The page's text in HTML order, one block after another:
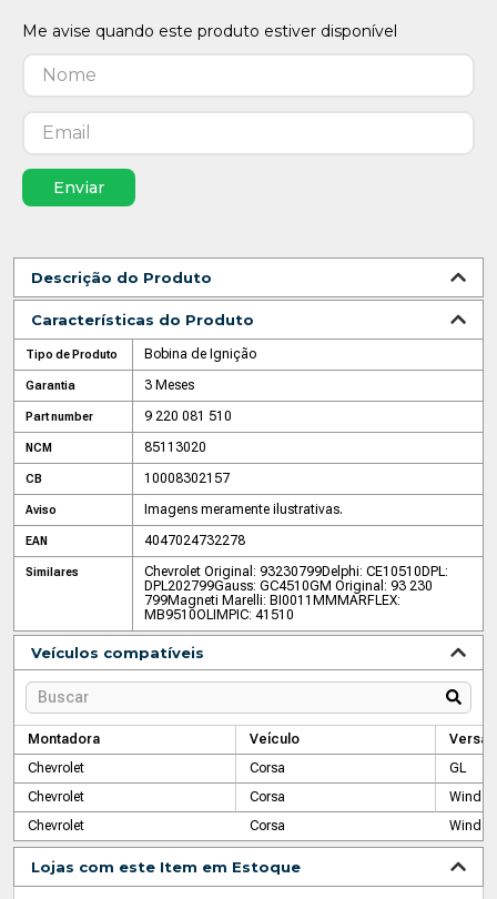
Enviar
Descrição do Produto
Características do Produto
Tipo de Produto Bobina de Ignição
Garantia 3 Meses
Part number 9 220 081 510
NCM 85113020
CB 10008302157
Aviso Imagens meramente ilustrativas.
EAN 4047024732278
Similares Chevrolet Original: 93230799Delphi: CE10510 DPL:
DPL202799Gauss: GC4510GM Original: 93 230
799Magneti Marelli: BI0011MM MARFLEX:
MB9510OLIMPIC: 41510
Veículos compatíveis
Montadora Veículo
Versão
Chevrolet
Corsa
GL
Chevrolet
Corsa
Wind
Chevrolet
Corsa Wind
Lojas com este Item em Estoque